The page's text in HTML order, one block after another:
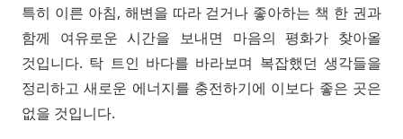
특히 이른 아침, 해변을 따라 걷거나 좋아하는 책 한 권과
함께 여유로운 시간을 보내면 마음의 평화가 찾아올
것입니다. 탁 트인 바다를 바라보며 복잡했던 생각들을
정리하고 새로운 에너지를 충전하기에 이보다 좋은 곳은
없을 것입니다.